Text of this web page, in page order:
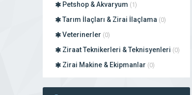
Petshop & Akvaryum (1)
Tarım İlaçları & Zirai İlaçlama (0)
Veterinerler (0)
Ziraat Teknikerleri & Teknisyenleri (0)
Zirai Makine & Ekipmanlar (0)